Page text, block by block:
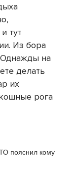
тут
Из бора
Однажды на
делать
их
рога
пояснил кому